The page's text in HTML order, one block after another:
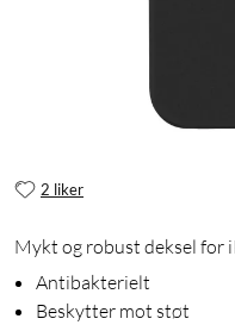
2 liker
Mykt og robust deksel for
Antibakterielt
Beskytter mot støt